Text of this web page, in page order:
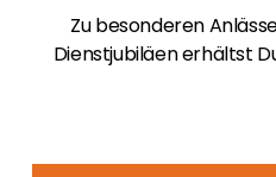
Zu besonderen
Dienstjubiläen erhältst